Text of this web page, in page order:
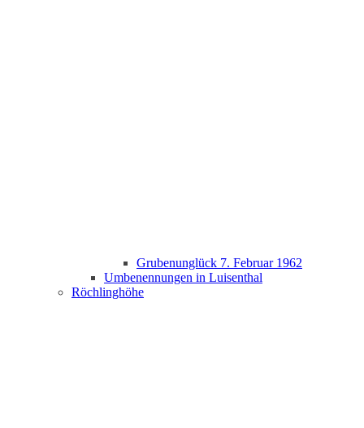
Grubenunglück 7. Februar 1962
Umbenennungen in Luisenthal
Röchlinghöhe